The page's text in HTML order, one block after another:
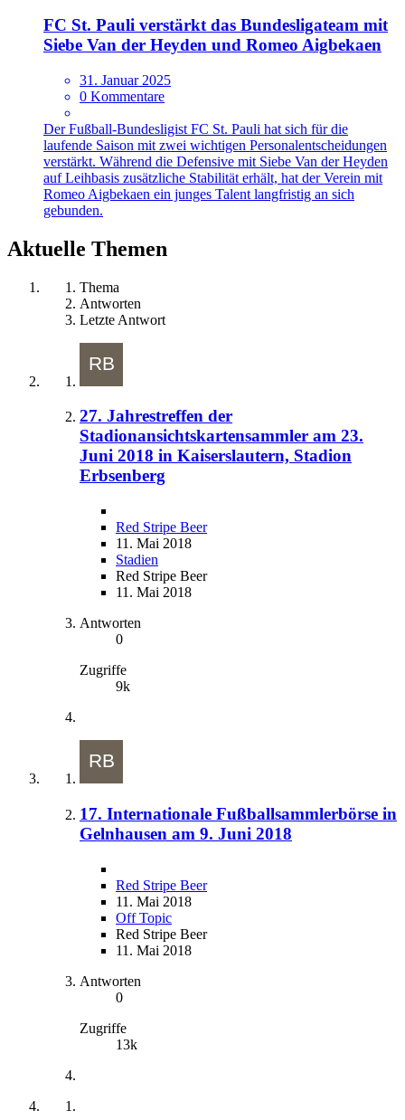
FC St. Pauli verstärkt das Bundesligateam mit
Siebe Van der Heyden und Romeo Aigbekaen
31. Januar 2025
0 Kommentare
Der Fußball-Bundesligist FC St. Pauli hat sich für die
laufende Saison mit zwei wichtigen Personalentscheidungen
verstärkt. Während die Defensive mit Siebe Van der Heyden
auf Leihbasis zusätzliche Stabilität erhält, hat der Verein mit
Romeo Aigbekaen ein junges Talent langfristig an sich
gebunden.
Aktuelle Themen
Thema
Antworten
Letzte Antwort
27. Jahrestreffen der
Stadionansichtskartensammler am 23.
Juni 2018 in Kaiserslautern, Stadion
Erbsenberg
Red Stripe Beer
11. Mai 2018
Stadien
Red Stripe Beer
11. Mai 2018
Antworten
0
Zugriffe
9k
17. Internationale Fußballsammlerbörse in
Gelnhausen am 9. Juni 2018
Red Stripe Beer
11. Mai 2018
Off Topic
Red Stripe Beer
11. Mai 2018
Antworten
0
Zugriffe
13k